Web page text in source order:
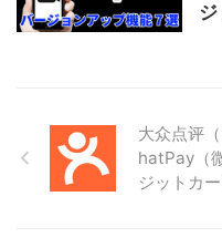
大众点评
hatPay（
ジットカ